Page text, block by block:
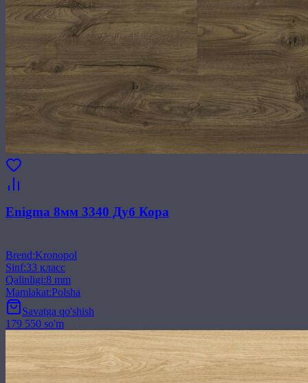
Enigma 8мм 3340 Дуб Кора
Brend:Kronopol
Sinf:33 класс
Qalinligi:8 mm
Mamlakat:Polsha
Savatga qo'shish
179 550 so'm